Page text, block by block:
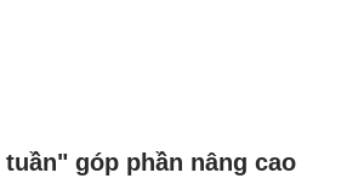
góp phần nâng cao